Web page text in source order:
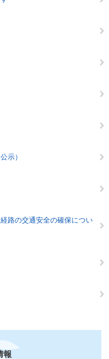
示）
路の交通安全の確保につい
報